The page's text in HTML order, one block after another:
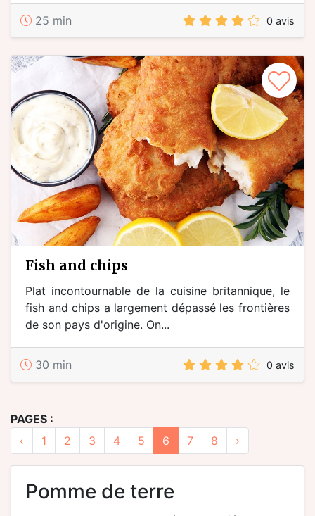
25 min 0 avis
fish and chips
Plat incontournable de la cuisine britannique, le
fish and chips a largement dépassé les frontières
de son pays d'origine. On...
30 min 0 avis
PAGES :
‹
1 2 3 4 5 6 7 8 ›
pomme de terre